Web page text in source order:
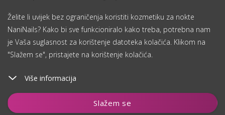
Želite li uvijek bez ograničenja koristiti kozmetiku za nokte
NaniNails? Kako bi sve funkcioniralo kako treba, potrebna nam
je Vaša suglasnost za korištenje datoteka kolačića. Klikom na
"Slažem se", pristajete na korištenje kolačića.
Više informacija
Slažem se
Dodaj u košaricu